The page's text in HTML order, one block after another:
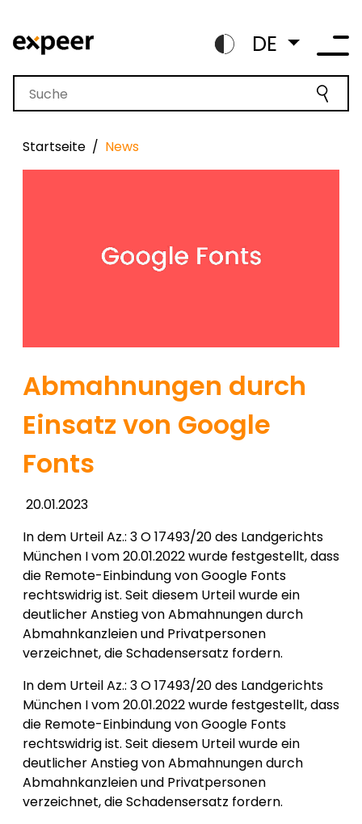
DE
Startseite News
Abmahnungen durch
Einsatz von Google
Fonts
20.01.2023
In dem Urteil Az.: 3 O 17493/20 des Landgerichts
München I vom 20.01.2022 wurde festgestellt, dass
die Remote-Einbindung von Google Fonts
rechtswidrig ist. Seit diesem Urteil wurde ein
deutlicher Anstieg von Abmahnungen durch
Abmahnkanzleien und Privatpersonen
verzeichnet, die Schadensersatz fordern.
In dem Urteil Az.: 3 O 17493/20 des Landgerichts
München I vom 20.01.2022 wurde festgestellt, dass
die Remote-Einbindung von Google Fonts
rechtswidrig ist. Seit diesem Urteil wurde ein
deutlicher Anstieg von Abmahnungen durch
Abmahnkanzleien und Privatpersonen
verzeichnet, die Schadensersatz fordern.